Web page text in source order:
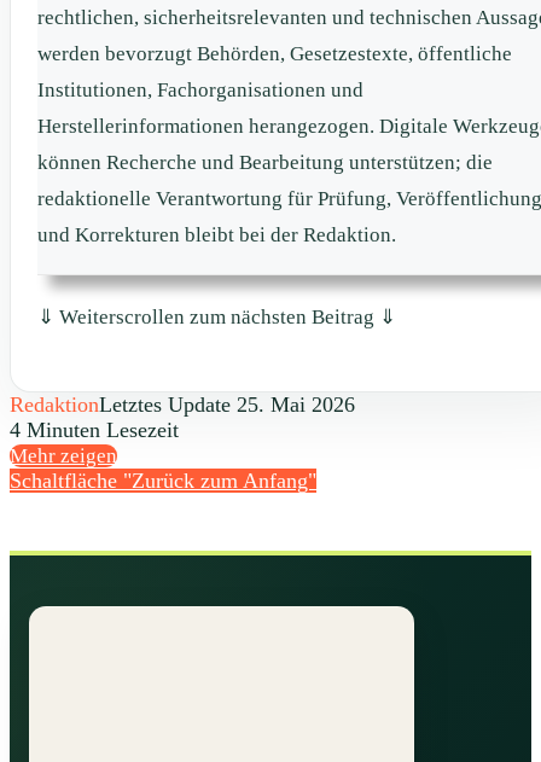
rechtlichen, sicherheitsrelevanten und technischen
werden bevorzugt Behörden, Gesetzestexte, öffentliche
Institutionen, Fachorganisationen und
Herstellerinformationen herangezogen. Digitale
können Recherche und Bearbeitung unterstützen; die
redaktionelle Verantwortung für Prüfung, Veröffentlichung
und Korrekturen bleibt bei der Redaktion.
⇓ Weiterscrollen zum nächsten Beitrag ⇓
RedaktionLetztes Update 25. Mai 2026
4 Minuten Lesezeit
Mehr zeigen
Schaltfläche "Zurück zum Anfang"